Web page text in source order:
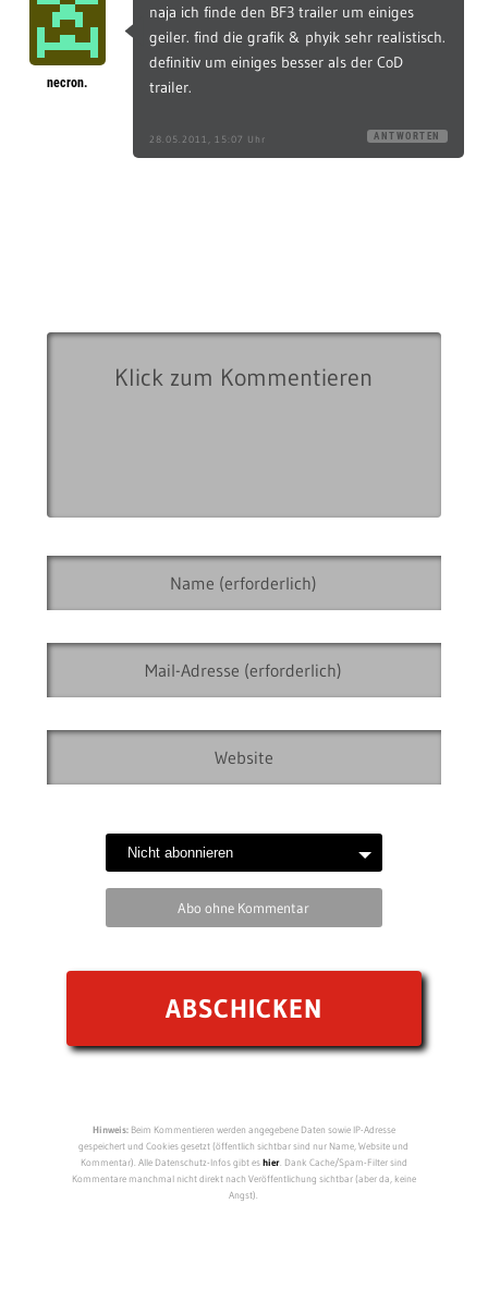
necron.
naja ich finde den BF3 trailer um einiges
geiler. find die grafik & phyik sehr realistisch.
definitiv um einiges besser als der CoD
trailer.
28.05.2011, 15:07 Uhr ANTWORTEN
Abo ohne Kommentar
Hinweis:Beim Kommentieren werden angegebene Daten sowie IP-Adresse
gespeichert und Cookies gesetzt (öffentlich sichtbar sind nur Name, Website und
Kommentar). Alle Datenschutz-Infos gibt eshier. Dank Cache/Spam-Filter sind
Kommentare manchmal nicht direkt nach Veröffentlichung sichtbar (aber da, keine
Angst).